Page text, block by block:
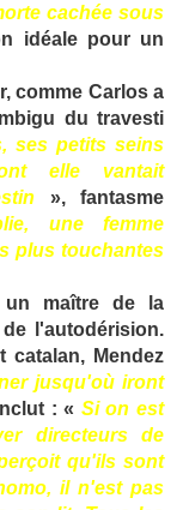
cachée sous
idéale pour un
comme Carlos a
du travesti
ses petits seins
elle vantait
», fantasme
une femme
plus touchantes
un maître de la
l'autodérision.
catalan, Mendez
jusqu'où iront
: « Si on est
directeurs de
qu'ils sont
il n'est pas